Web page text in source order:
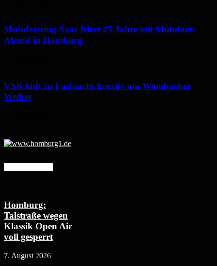
Mundartring Saar feiert 25 Jahre mit Mundart-
Abend in Homburg
VSK lädt zu Fastnacht kreativ am Wombacher
Weiher
Homburg:
Talstraße wegen
Klassik Open Air
voll gesperrt
7. August 2026